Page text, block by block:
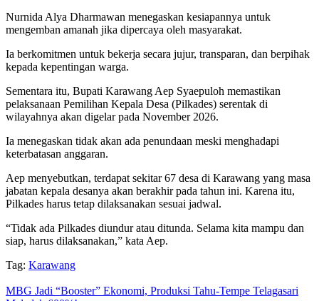
Nurnida Alya Dharmawan menegaskan kesiapannya untuk
mengemban amanah jika dipercaya oleh masyarakat.
Ia berkomitmen untuk bekerja secara jujur, transparan, dan berpihak
kepada kepentingan warga.
Sementara itu, Bupati Karawang Aep Syaepuloh memastikan
pelaksanaan Pemilihan Kepala Desa (Pilkades) serentak di
wilayahnya akan digelar pada November 2026.
Ia menegaskan tidak akan ada penundaan meski menghadapi
keterbatasan anggaran.
Aep menyebutkan, terdapat sekitar 67 desa di Karawang yang masa
jabatan kepala desanya akan berakhir pada tahun ini. Karena itu,
Pilkades harus tetap dilaksanakan sesuai jadwal.
“Tidak ada Pilkades diundur atau ditunda. Selama kita mampu dan
siap, harus dilaksanakan,” kata Aep.
Tag: Karawang
MBG Jadi “Booster” Ekonomi, Produksi Tahu-Tempe Telagasari